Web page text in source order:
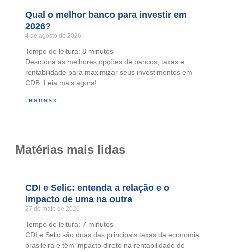
Qual o melhor banco para investir em
2026?
4 de agosto de 2026
Tempo de leitura: 8 minutos
Descubra as melhores opções de bancos, taxas e
rentabilidade para maximizar seus investimentos em
CDB. Leia mais agora!
Leia mais »
Matérias mais lidas
CDI e Selic: entenda a relação e o
impacto de uma na outra
27 de maio de 2026
Tempo de leitura: 7 minutos
CDI e Selic são duas das principais taxas da economia
brasileira e têm impacto direto na rentabilidade de